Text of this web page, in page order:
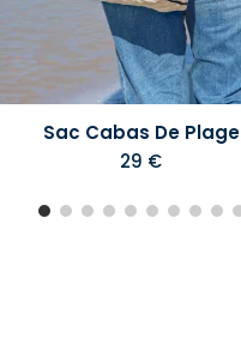
Sac Cabas De Plage
29 €